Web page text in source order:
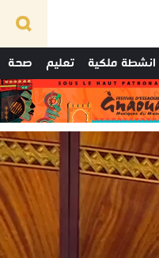
انشطة ملكية تعليم صحة